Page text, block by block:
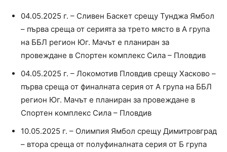
04.05.2025 г. – Сливен Баскет срещу Тунджа Ямбол
– първа среща от серията за трето място в А група
на ББЛ регион Юг. Мачът е планиран за
провеждане в Спортен комплекс Сила – Пловдив
04.05.2025 г. – Локомотив Пловдив срещу Хасково –
първа среща от финалната серия от А група на ББЛ
регион Юг. Мачът е планиран за провеждане в
Спортен комплекс Сила – Пловдив
10.05.2025 г. – Олимпия Ямбол срещу Димитровград
– втора среща от полуфиналната серия от Б група